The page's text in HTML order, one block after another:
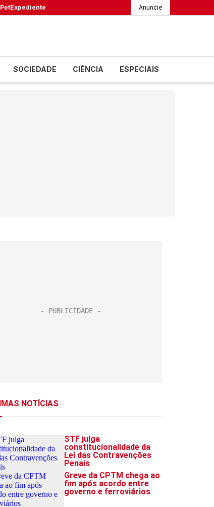
PetExpediente Anuncie
SOCIEDADE CIÊNCIA ESPECIAIS